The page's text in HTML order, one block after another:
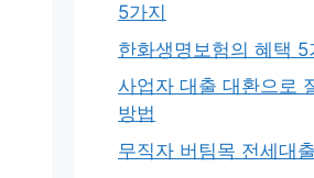
5가지
한화생명보험의 혜택 5
사업자 대출 대환으로
방법
무직자 버팀목 전세대